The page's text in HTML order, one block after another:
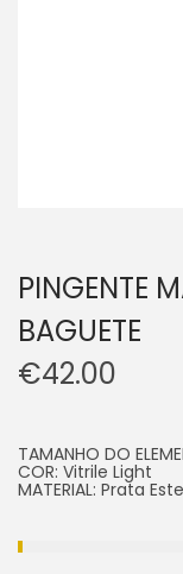
PINGENTE
BAGUETE
€42.00
TAMANHO DO
COR: Vitrile Light
MATERIAL: Prata